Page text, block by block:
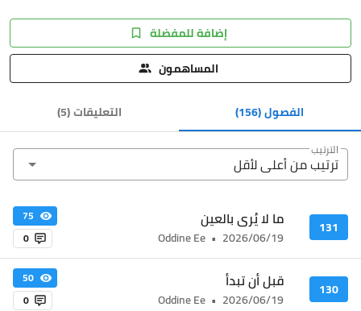
إضافة للمفضلة
المساهمون
الفصول(156) التعليقات(
5
)
الترتيب
ترتيب من أعلى ﻷقل
131 ما لا يُرى بالعين
2026/06/19
•
Oddine Ee
75
0
130 قبل أن تبدأ
2026/06/19
•
Oddine Ee
50
0